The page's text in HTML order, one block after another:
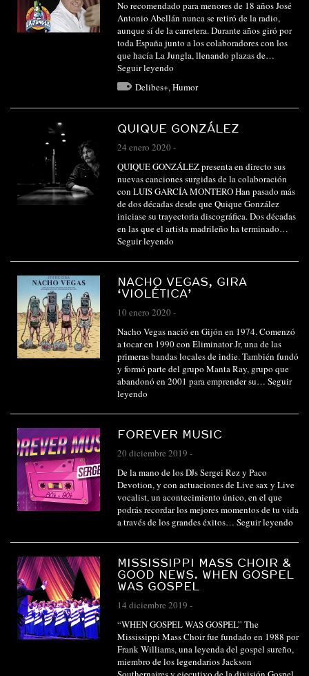
No recomendado para menores de 18 años José
Antonio Abellán nunca se retiró de la radio,
aunque sí de la carretera. Durante años giró por
toda España junto a los colaboradores con los
que hacía La Jungla, llenando plazas de…
Seguir leyendo
Delibes+, Humor
QUIQUE GONZÁLEZ
24 enero 2020 -
QUIQUE GONZÁLEZ presenta en directo sus
nuevas canciones surgidas de la colaboración
con LUIS GARCÍA MONTERO Han pasado más
de dos décadas desde que Quique González
iniciase su trayectoria discográfica. Dos décadas
en las que el artista madrileño ha terminado…
Seguir leyendo
NACHO VEGAS, GIRA
‘VIOLÉTICA’
10 enero 2020 -
Nacho Vegas nació en Gijón en 1974. Comenzó
a tocar en 1990 con Eliminator Jr, una de las
primeras bandas locales de indie. También fundó
y formó parte del grupo Manta Ray, grupo que
abandonó en 2001 para emprender su… Seguir
leyendo
FOREVER MUSIC
20 diciembre 2019 -
De la mano de los DJs Sergei Rez y Paco
Devotion, y con actuaciones de Live sax y Live
vocalist, un acontecimiento único, en el que
podrás recordar los mejores momentos de tu vida
a través de los grandes éxitos… Seguir leyendo
MISSISSIPPI MASS CHOIR &
GOOD NEWS. WHEN GOSPEL
WAS GOSPEL
14 diciembre 2019 -
“WHEN GOSPEL WAS GOSPEL” The
Mississippi Mass Choir fue fundado en 1988 por
Frank Williams, una leyenda del gospel sureño,
miembro de los legendarios Jackson